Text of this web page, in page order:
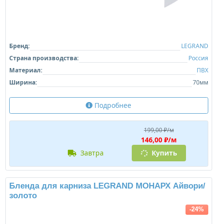
Бренд:
LEGRAND
Страна производства:
Россия
Материал:
ПВХ
Ширина:
70мм
Подробнее
199,00 ₽/м
146,00 ₽/м
завтра
Купить
Бленда для карниза LEGRAND МОНАРХ Айвори/
золото
-24%